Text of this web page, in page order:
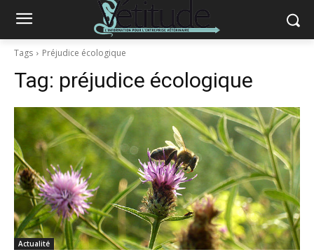
Tags Préjudice écologique
Tag: préjudice écologique
Actualité